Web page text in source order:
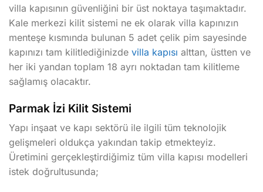
villa kapısının güvenliğini bir üst noktaya taşımaktadır.
Kale merkezi kilit sistemi ne ek olarak villa kapınızın
menteşe kısmında bulunan 5 adet çelik pim sayesinde
kapınızı tam kilitlediğinizde villa kapısı alttan, üstten ve
her iki yandan toplam 18 ayrı noktadan tam kilitleme
sağlamış olacaktır.
Parmak İzi Kilit Sistemi
Yapı inşaat ve kapı sektörü ile ilgili tüm teknolojik
gelişmeleri oldukça yakından takip etmekteyiz.
Üretimini gerçekleştirdiğimiz tüm villa kapısı modelleri
istek doğrultusunda;